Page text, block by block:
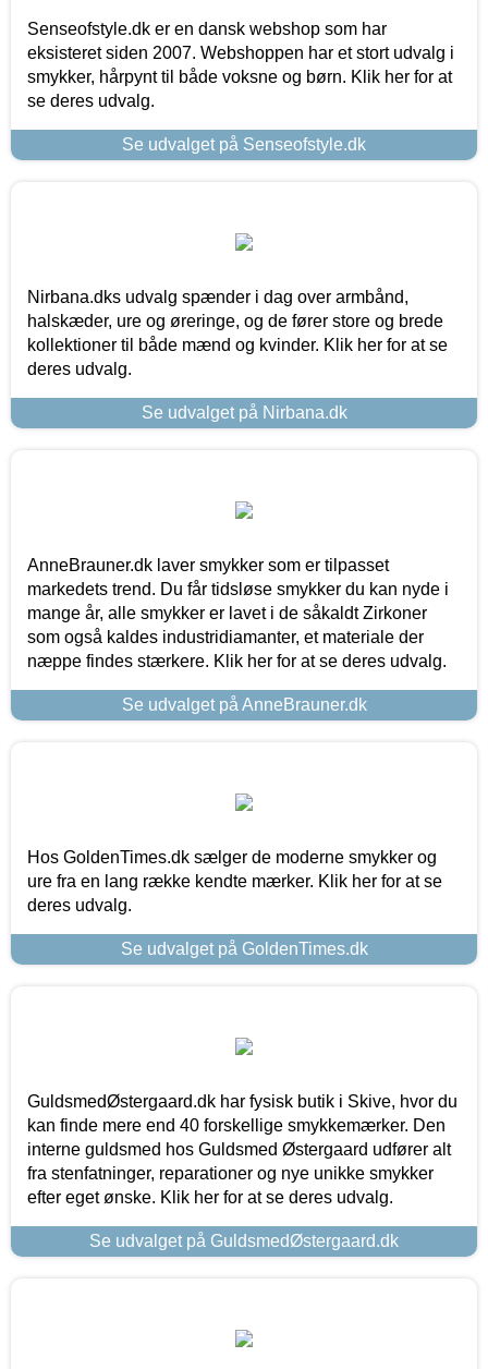
Senseofstyle.dk er en dansk webshop som har
eksisteret siden 2007. Webshoppen har et stort udvalg i
smykker, hårpynt til både voksne og børn. Klik her for at
se deres udvalg.
Se udvalget på Senseofstyle.dk
Nirbana.dks udvalg spænder i dag over armbånd,
halskæder, ure og øreringe, og de fører store og brede
kollektioner til både mænd og kvinder. Klik her for at se
deres udvalg.
Se udvalget på Nirbana.dk
AnneBrauner.dk laver smykker som er tilpasset
markedets trend. Du får tidsløse smykker du kan nyde i
mange år, alle smykker er lavet i de såkaldt Zirkoner
som også kaldes industridiamanter, et materiale der
næppe findes stærkere. Klik her for at se deres udvalg.
Se udvalget på AnneBrauner.dk
Hos GoldenTimes.dk sælger de moderne smykker og
ure fra en lang række kendte mærker. Klik her for at se
deres udvalg.
Se udvalget på GoldenTimes.dk
GuldsmedØstergaard.dk har fysisk butik i Skive, hvor du
kan finde mere end 40 forskellige smykkemærker. Den
interne guldsmed hos Guldsmed Østergaard udfører alt
fra stenfatninger, reparationer og nye unikke smykker
efter eget ønske. Klik her for at se deres udvalg.
Se udvalget på GuldsmedØstergaard.dk